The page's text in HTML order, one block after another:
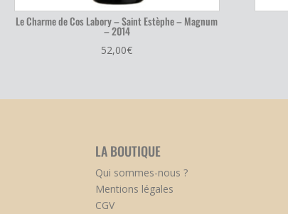
Le Charme de Cos Labory – Saint Estèphe – Magnum
– 2014
52,00€
LA BOUTIQUE
Qui sommes-nous ?
Mentions légales
CGV